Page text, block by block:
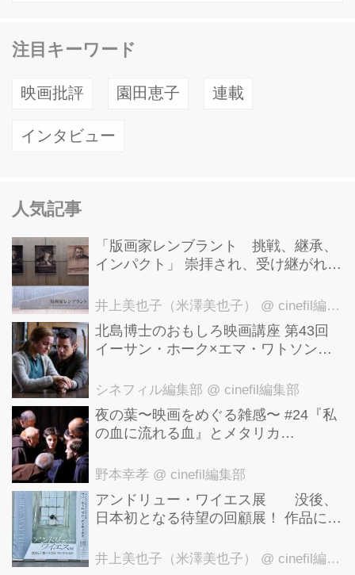
注目キーワード
映画批評 園田恵子 連載
インタビュー
人気記事
「版画家レンブラント 挑戦、継承、
インパクト」 崇拝され、受け継がれ、
洋美術館にて9月23日まで開催中！
井上美也子（米澤美也子） @ cinefil編集部
北島博士のおもしろ映画講座 第43回
イーサン・ホーク×エマ・ワトソン。
基づく衝撃のサスペンス『リグレッシ
シネフィル編集部 @ cinefil編集部
夜の葉〜映画をめぐる雑感〜 #24『私
の血に流れる血』とメタリカ
野本幸孝 @ cinefil編集部
アンドリュー・ワイエス展 没後、
日本初となる待望の回顧展！ 作品に描
界を描く 豊田市美術館にて7月18日か
井上美也子（米澤美也子） @ cinefil編集部